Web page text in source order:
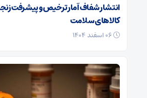
انتشار شفاف آمار ترخیص و پیشرفت
کالاهای سلامت